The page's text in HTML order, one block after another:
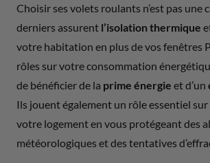
Choisir ses volets roulants n’est pas une
derniers assurent l’isolation thermique
votre habitation en plus de vos fenêtres
rôles sur votre consommation
de bénéficier de la prime énergie et d’un
Ils jouent également un rôle essentiel sur
votre logement en vous protégeant des
météorologiques et des tentatives